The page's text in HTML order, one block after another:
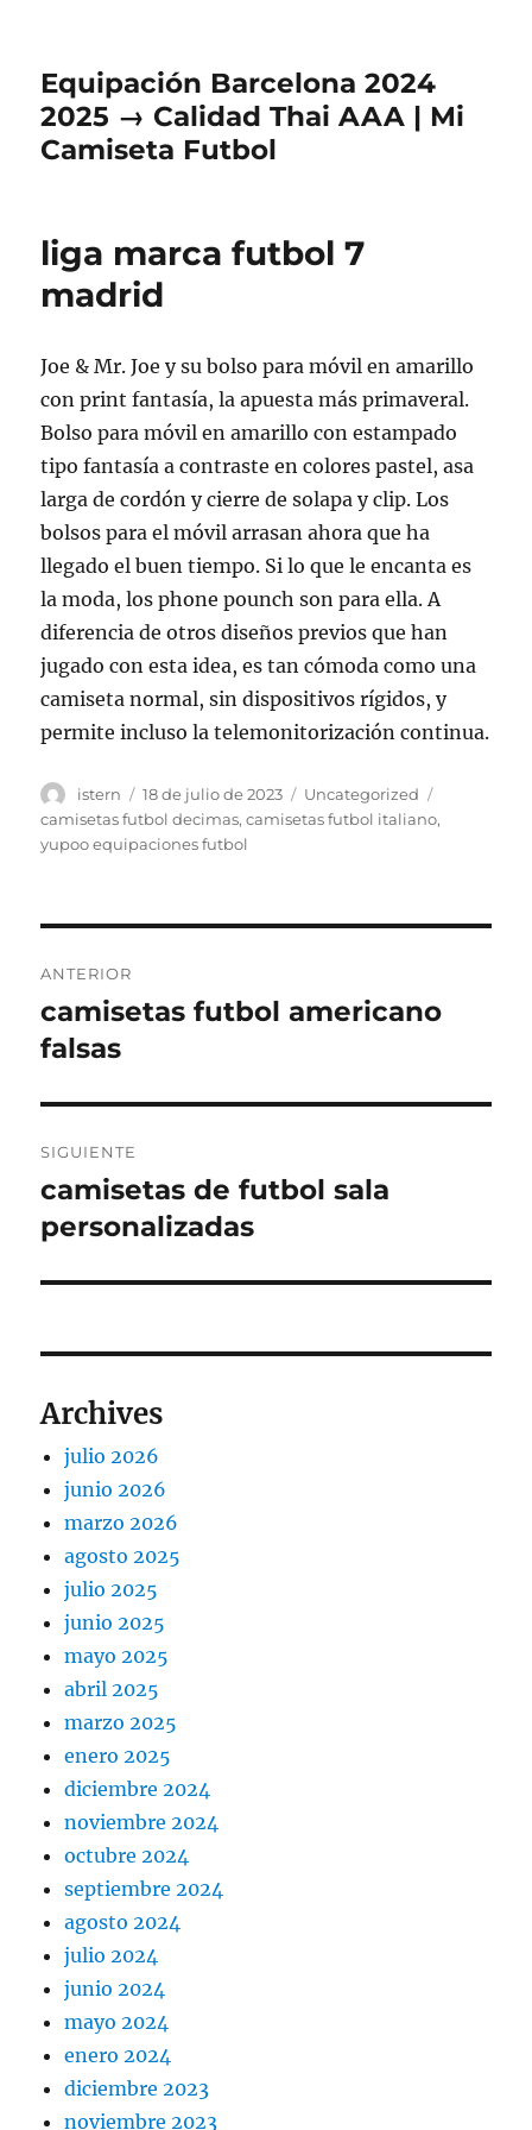
Equipación Barcelona 2024
2025 → Calidad Thai AAA | Mi
Camiseta Futbol
liga marca futbol 7
madrid
Joe & Mr. Joe y su bolso para móvil en amarillo
con print fantasía, la apuesta más primaveral.
Bolso para móvil en amarillo con estampado
tipo fantasía a contraste en colores pastel, asa
larga de cordón y cierre de solapa y clip. Los
bolsos para el móvil arrasan ahora que ha
llegado el buen tiempo. Si lo que le encanta es
la moda, los phone pounch son para ella. A
diferencia de otros diseños previos que han
jugado con esta idea, es tan cómoda como una
camiseta normal, sin dispositivos rígidos, y
permite incluso la telemonitorización continua.
Autor
istern
Publicado
el
18 de julio de 2023 Categorías
Uncategorized
camisetas futbol decimas,camisetas futbol italiano,
yupoo equipaciones futbol
de
entradas
ANTERIOR
Entrada
anterior:
camisetas futbol americano
falsas
SIGUIENTE
Entrada
siguiente:
camisetas de futbol sala
personalizadas
Archives
julio 2026
junio 2026
marzo 2026
agosto 2025
julio 2025
junio 2025
mayo 2025
abril 2025
marzo 2025
enero 2025
diciembre 2024
noviembre 2024
octubre 2024
septiembre 2024
agosto 2024
julio 2024
junio 2024
mayo 2024
enero 2024
diciembre 2023
noviembre 2023